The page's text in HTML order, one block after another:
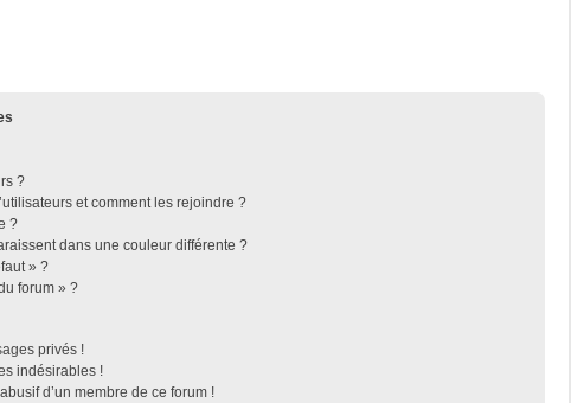
?
et comment les rejoindre ?
?
dans une couleur différente ?
» ?
forum » ?
privés !
indésirables !
d’un membre de ce forum !